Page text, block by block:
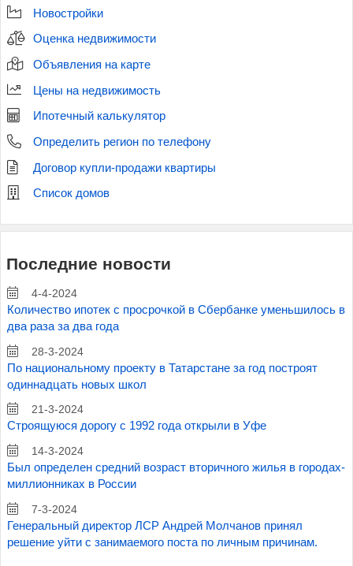
Новостройки
Оценка недвижимости
Объявления на карте
Цены на недвижимость
Ипотечный калькулятор
Определить регион по телефону
Договор купли-продажи квартиры
Список домов
Последние новости
4-4-2024
Количество ипотек с просрочкой в Сбербанке уменьшилось в
два раза за два года
28-3-2024
По национальному проекту в Татарстане за год построят
одиннадцать новых школ
21-3-2024
Строящуюся дорогу с 1992 года открыли в Уфе
14-3-2024
Был определен средний возраст вторичного жилья в городах-
миллионниках в России
7-3-2024
Генеральный директор ЛСР Андрей Молчанов принял
решение уйти с занимаемого поста по личным причинам.